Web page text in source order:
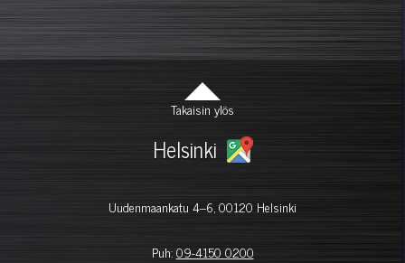
Takaisin ylös
Helsinki
Uudenmaankatu 4–6, 00120 Helsinki
Puh:09-4150 0200